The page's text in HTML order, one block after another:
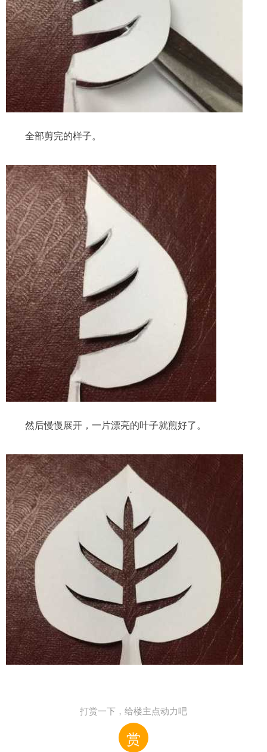
全部剪完的样子。
然后慢慢展开，一片漂亮的叶子就煎好了。
打赏一下，给楼主点动力吧
赏